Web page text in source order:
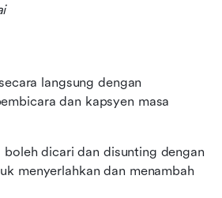
langsung dengan
dan kapsyen masa
boleh dicari dan disunting dengan
menyerlahkan dan menambah